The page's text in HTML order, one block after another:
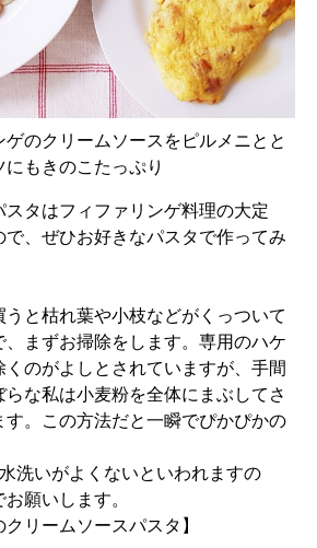
ゲのクリームソースをピルメニとと
もきのこたっぷり
タはフィファリンゲ料理の大定
、ぜひお好きなパスタで作ってみ
と枯れ葉や小枝などがくっついて
まずお掃除をします。専用のハケ
のがよしとされていますが、手間
な私は小麦粉を全体にまぶしてさ
す。この方法だと一瞬でぴかぴかの
洗いがよくないといわれますの
願いします。
クリームソースパスタ】